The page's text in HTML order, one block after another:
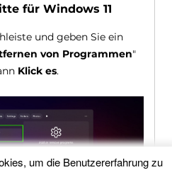
für Windows 11
und geben Sie ein
von Programmen"
Klick es.
um die Benutzererfahrung zu